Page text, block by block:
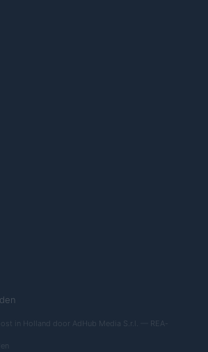
in Holland door AdHub Media S.r.l. — REA-